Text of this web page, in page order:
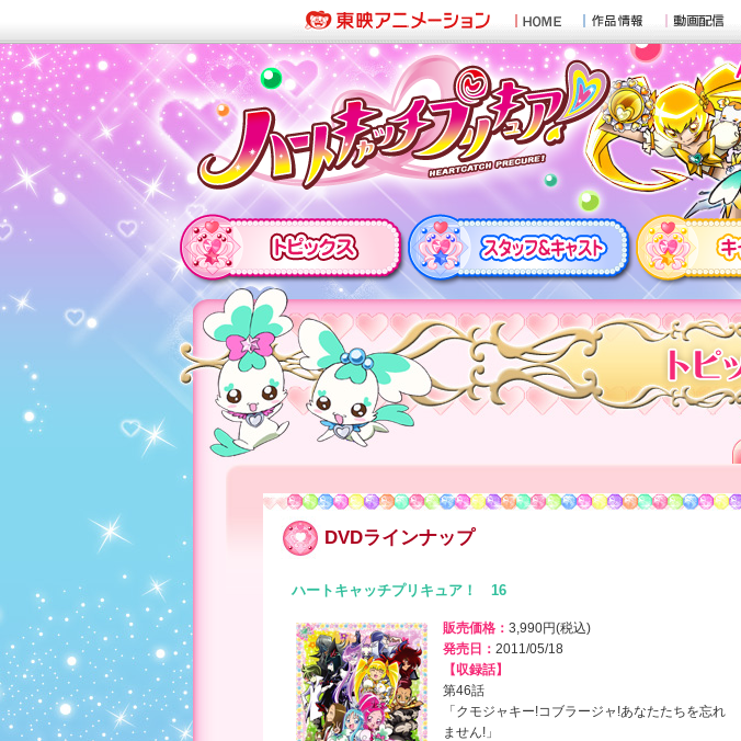
DVDラインナップ
ハートキャッチプリキュア！ 16
販売価格： 3,990円(税込)
発売日： 2011/05/18
【収録話】
第46話
「クモジャキー!コブラージャ!あなたたちを忘れ
ません!」